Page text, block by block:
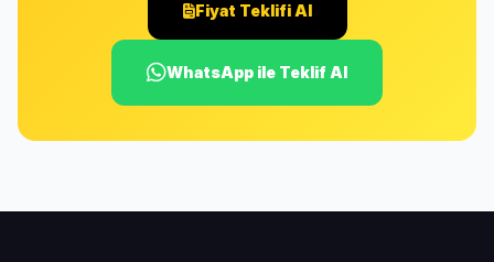
Fiyat Teklifi Al
WhatsApp ile Teklif Al